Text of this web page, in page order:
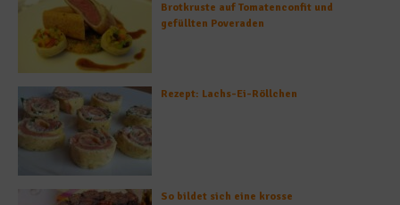
Brotkruste auf Tomatenconfit und
gefüllten Poveraden
Rezept: Lachs-Ei-Röllchen
So bildet sich eine krosse